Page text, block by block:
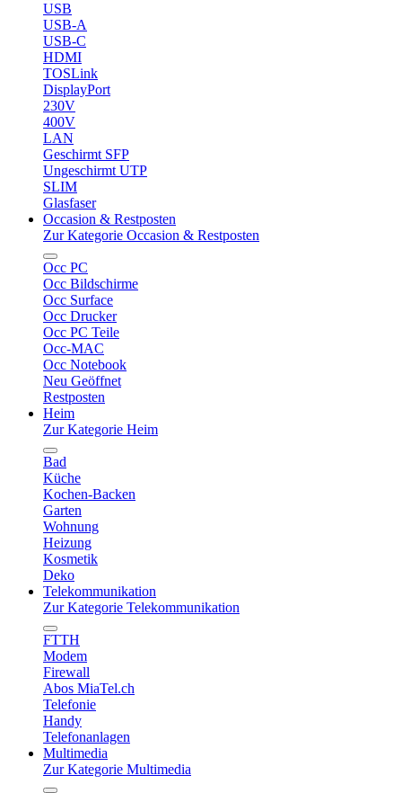
USB
USB-A
USB-C
HDMI
TOSLink
DisplayPort
230V
400V
LAN
Geschirmt SFP
Ungeschirmt UTP
SLIM
Glasfaser
Occasion & Restposten
Zur Kategorie Occasion & Restposten
Occ PC
Occ Bildschirme
Occ Surface
Occ Drucker
Occ PC Teile
Occ-MAC
Occ Notebook
Neu Geöffnet
Restposten
Heim
Zur Kategorie Heim
Bad
Küche
Kochen-Backen
Garten
Wohnung
Heizung
Kosmetik
Deko
Telekommunikation
Zur Kategorie Telekommunikation
FTTH
Modem
Firewall
Abos MiaTel.ch
Telefonie
Handy
Telefonanlagen
Multimedia
Zur Kategorie Multimedia